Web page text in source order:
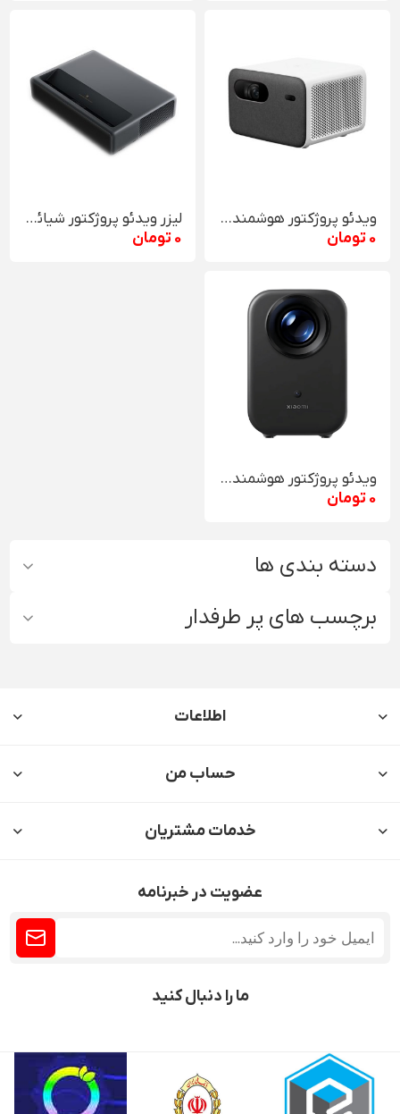
دسته بندی ها
برچسب های پر طرفدار
ویدئو پروژکتور هوشمند شیائومی 2 پرو
0 تومان
لیزر ویدئو پروژکتور شیائومی 4K
0 تومان
ویدئو پروژکتور هوشمند شیائومی Xiaomi L1
0 تومان
اطلاعات
حساب من
خدمات مشتریان
عضویت در خبرنامه
ما را دنبال کنید